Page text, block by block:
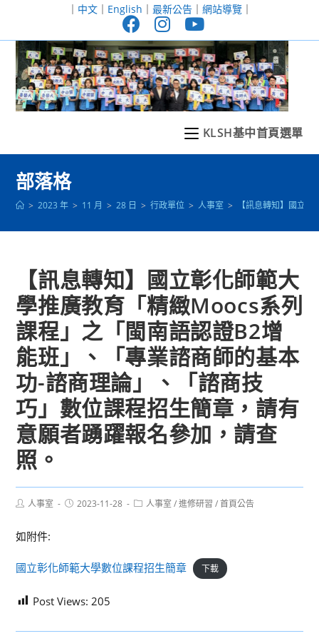
至
｜ 中文｜ English ｜ 最新公告｜ 網站導覽｜
KLSH基中首頁選單
部落格
> 2023 年 > 11 月 > 28 日 > 行政單位 > 人事室 > 【訊息轉知】國立
【訊息轉知】國立彰化師範大
學推廣教育「精緻Moocs系列
課程」之「閩南語認證B2增
能班」、「專業諮商師的基本
功-諮商理論」、「諮商技
巧」數位課程招生簡章，請有
意願者踴躍報名參加，請查
照。
Post人事室
Post2023-11-28
Post人事室 / 進修研習 / 首頁公告
如附件:
國立彰化師範大學數位課程招生簡章 下載
Post Views: 205